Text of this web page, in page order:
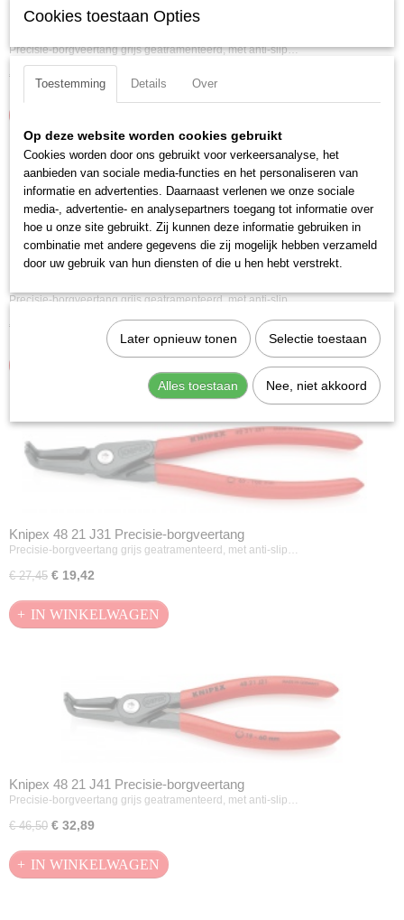
Precisie-borgveertang grijs geatramenteerd, met anti-slip…
€ 24,35 € 17,22
Precisie-borgveertang grijs geatramenteerd, met anti-slip…
€ 24,60
Knipex 48 21 J31 Precisie-borgveertang
Precisie-borgveertang grijs geatramenteerd, met anti-slip…
€ 27,45 € 19,42
IN WINKELWAGEN
Knipex 48 21 J41 Precisie-borgveertang
Precisie-borgveertang grijs geatramenteerd, met anti-slip…
€ 46,50 € 32,89
IN WINKELWAGEN
Cookies toestaan Opties
Toestemming Details Over
Op deze website worden cookies gebruikt
Cookies worden door ons gebruikt voor verkeersanalyse, het
aanbieden van sociale media-functies en het personaliseren van
informatie en advertenties. Daarnaast verlenen we onze sociale
media-, advertentie- en analysepartners toegang tot informatie over
hoe u onze site gebruikt. Zij kunnen deze informatie gebruiken in
combinatie met andere gegevens die zij mogelijk hebben verzameld
door uw gebruik van hun diensten of die u hen hebt verstrekt.
Later opnieuw tonen Selectie toestaan
Alles toestaan Nee, niet akkoord